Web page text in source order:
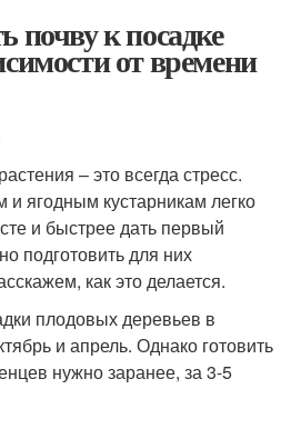
почву к посадке
от времени
– это всегда стресс.
ягодным кустарникам легко
и быстрее дать первый
подготовить для них
как это делается.
плодовых деревьев в
и апрель. Однако готовить
нужно заранее, за 3-5